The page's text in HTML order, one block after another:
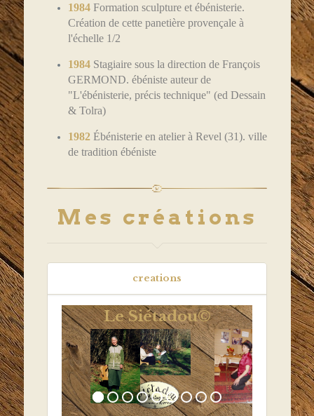
1984 Formation sculpture et ébénisterie.
Création de cette panetière provençale à
l'échelle 1/2
1984 Stagiaire sous la direction de François
GERMOND. ébéniste auteur de
"L'ébénisterie, précis technique" (ed Dessain
& Tolra)
1982 Ébénisterie en atelier à Revel (31). ville
de tradition ébéniste
Mes créations
creations
Le Siétadou©